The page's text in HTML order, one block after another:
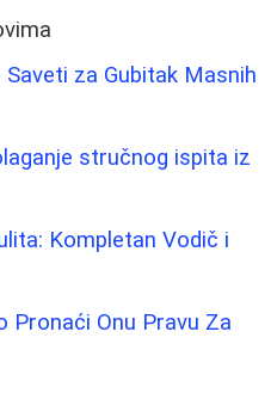
za Gubitak Masnih
stručnog ispita iz
Kompletan Vodič i
Pronaći Onu Pravu Za